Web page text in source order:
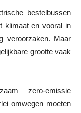
bestelbussen
klimaat en vooral in
veroorzaken. Maar
grootte vaak
zero-emissie
omwegen moeten